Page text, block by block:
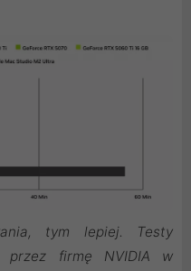
tym lepiej. Testy
przez firmę NVIDIA w